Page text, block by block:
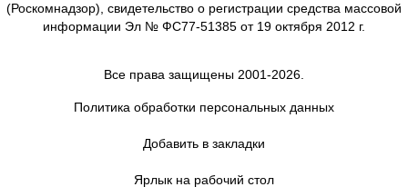
(Роскомнадзор), свидетельство о регистрации средства массовой
информации Эл № ФС77-51385 от 19 октября 2012 г.
Все права защищены 2001-2026.
Политика обработки персональных данных
Добавить в закладки
Ярлык на рабочий стол